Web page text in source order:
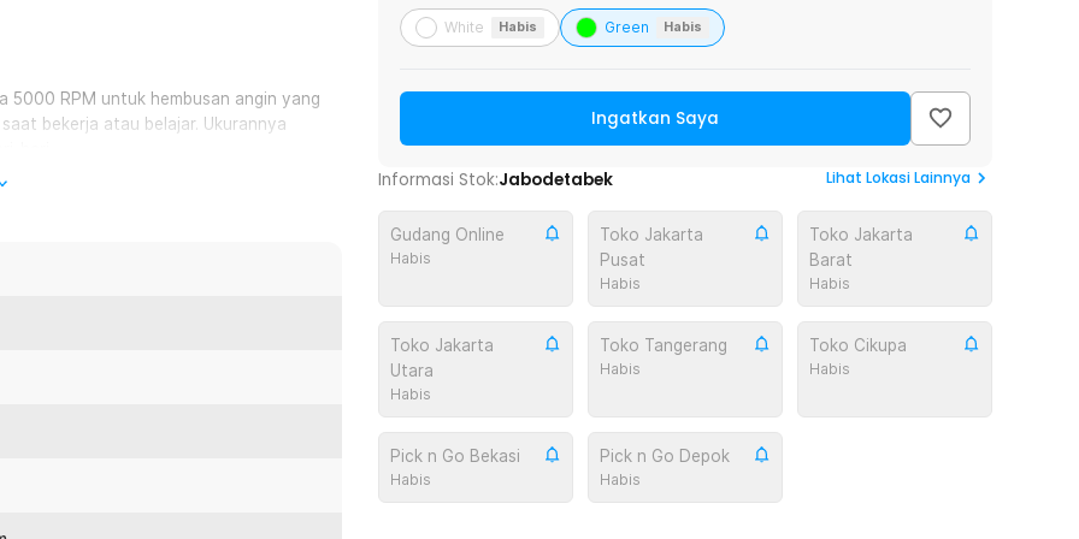
5000 RPM untuk hembusan angin yang
bekerja atau belajar. Ukurannya
45 dB sehingga lebih nyaman
sehingga mudah dibawa ke mana
PC, power bank, atau adaptor USB.
White Habis Green Habis
Ingatkan Saya
Informasi Stok:Jabodetabek Lihat Lokasi Lainnya
Gudang Online
Habis
Toko Jakarta
Pusat
Habis
Toko Jakarta
Barat
Habis
Toko Jakarta
Utara
Habis
Toko Tangerang
Habis
Toko Cikupa
Habis
Pick n Go Bekasi
Habis
Pick n Go Depok
Habis